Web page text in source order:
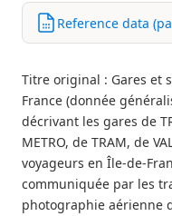
Reference data
Titre original : Gares et
France (donnée
décrivant les gares de
METRO, de TRAM, de
voyageurs en Île-de-
communiquée par les
photographie aérienne